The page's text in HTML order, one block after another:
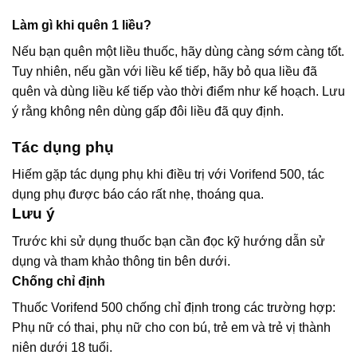
Làm gì khi quên 1 liều?
Nếu bạn quên một liều thuốc, hãy dùng càng sớm càng tốt.
Tuy nhiên, nếu gần với liều kế tiếp, hãy bỏ qua liều đã
quên và dùng liều kế tiếp vào thời điểm như kế hoạch. Lưu
ý rằng không nên dùng gấp đôi liều đã quy định.
Tác dụng phụ
Hiếm gặp tác dụng phụ khi điều trị với Vorifend 500, tác
dụng phụ được báo cáo rất nhẹ, thoáng qua.
Lưu ý
Trước khi sử dụng thuốc bạn cần đọc kỹ hướng dẫn sử
dụng và tham khảo thông tin bên dưới.
Chống chỉ định
Thuốc Vorifend 500 chống chỉ định trong các trường hợp:
Phụ nữ có thai, phụ nữ cho con bú, trẻ em và trẻ vị thành
niên dưới 18 tuổi.